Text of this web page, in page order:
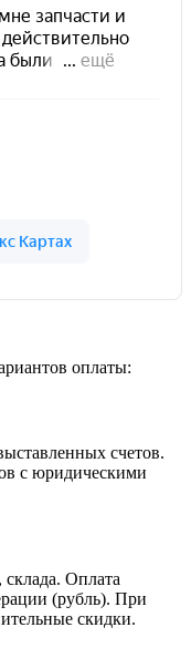
оплаты:
счетов.
с юридическими
Оплата
(рубль). При
скидки.